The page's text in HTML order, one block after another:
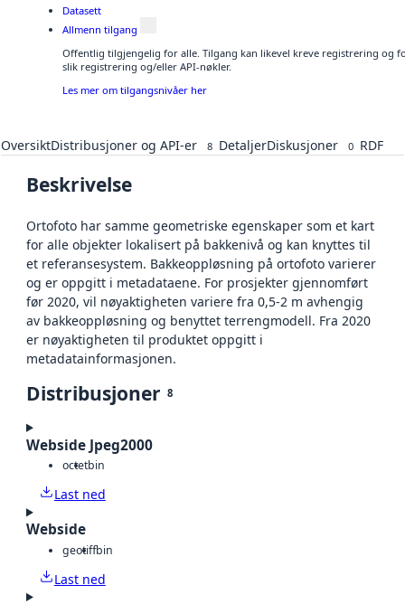
Datasett
Allmenn tilgang
Offentlig tilgjengelig for alle. Tilgang kan likevel kreve registrering og
slik registrering og/eller API-nøkler.
Les mer om tilgangsnivåer her
OversiktDistribusjoner og API-er 8 DetaljerDiskusjoner 0 RDF
Beskrivelse
Ortofoto har samme geometriske egenskaper som et kart
for alle objekter lokalisert på bakkenivå og kan knyttes til
et referansesystem. Bakkeoppløsning på ortofoto varierer
og er oppgitt i metadataene. For prosjekter gjennomført
før 2020, vil nøyaktigheten variere fra 0,5-2 m avhengig
av bakkeoppløsning og benyttet terrengmodell. Fra 2020
er nøyaktigheten til produktet oppgitt i
metadatainformasjonen.
Distribusjoner 8
Webside Jpeg2000
octetbin
Last ned
Webside
geotiffbin
Last ned